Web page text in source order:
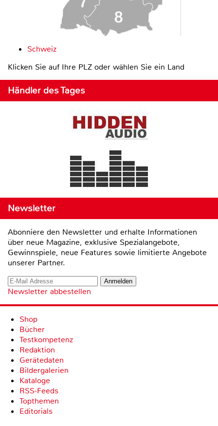
Schweiz
Klicken Sie auf Ihre PLZ oder wählen Sie ein Land
Händler des Tages
Newsletter
Abonniere den Newsletter und erhalte Informationen
über neue Magazine, exklusive Spezialangebote,
Gewinnspiele, neue Features sowie limitierte Angebote
unserer Partner.
Newsletter abbestellen
Shop
Bücher
Testkompetenz
Redaktion
Gerätedaten
Bildergalerien
Kataloge
RSS-Feeds
Topthemen
Editorials